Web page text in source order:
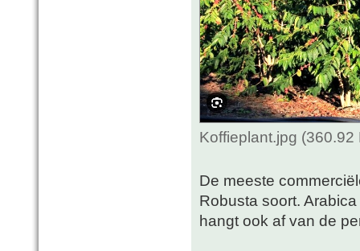
Koffieplant.jpg
De meeste
Robusta soort.
hangt ook af van de